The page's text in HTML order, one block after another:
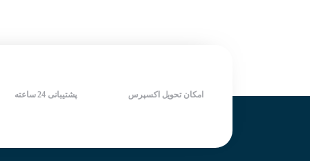
در هنگام خرید
امکان تحویل اکسپرس پشتیبانی 24 ساعته